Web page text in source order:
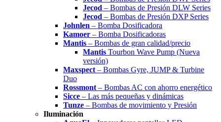
Jecod – Bombas de Presión DLW Series
Jecod – Bombas de Presión DXP Series
Johnlen – Bomba Dosificadora
Kamoer – Bomba Dosificadoras
Mantis – Bombas de gran calidad/precio
Mantis Tourbon Wave Pump (Nueva
versión)
Maxspect – Bombas Gyre, JUMP & Turbine
Duo
Rossmont – Bombas AC con ahorro energético
Sicce – Las más pequeñas y dinámicas
Tunze – Bombas de movimiento y Presión
Iluminación